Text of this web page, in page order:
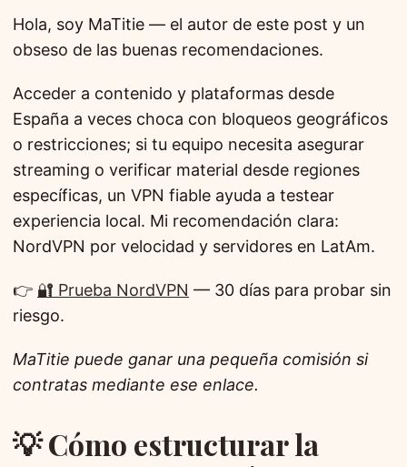
Hola, soy MaTitie — el autor de este post y un
obseso de las buenas recomendaciones.
Acceder a contenido y plataformas desde
España a veces choca con bloqueos geográficos
o restricciones; si tu equipo necesita asegurar
streaming o verificar material desde regiones
específicas, un VPN fiable ayuda a testear
experiencia local. Mi recomendación clara:
NordVPN por velocidad y servidores en LatAm.
👉 🔐 Prueba NordVPN — 30 días para probar sin
riesgo.
MaTitie puede ganar una pequeña comisión si
contratas mediante ese enlace.
💡 Cómo estructurar la